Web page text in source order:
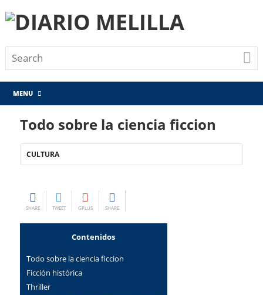
MENU
Todo sobre la ciencia ficcion
CULTURA
SHARE TWEET GPLUS SHARE
Contenidos
Todo sobre la ciencia ficcion
Ficción histórica
Thriller